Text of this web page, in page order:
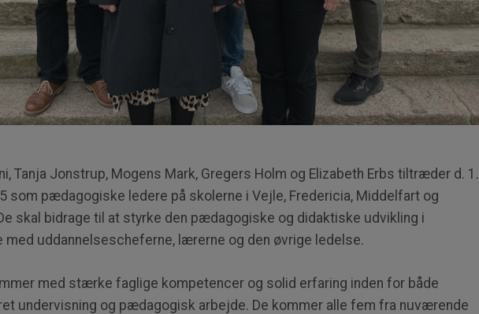
Tanja Jonstrup, Mogens Mark, Gregers Holm og Elizabeth Erbs tiltræder d. 1.
som pædagogiske ledere på skolerne i Vejle, Fredericia, Middelfart og
skal bidrage til at styrke den pædagogiske og didaktiske udvikling i
med uddannelsescheferne, lærerne og den øvrige ledelse.
med stærke faglige kompetencer og solid erfaring inden for både
undervisning og pædagogisk arbejde. De kommer alle fem fra nuværende